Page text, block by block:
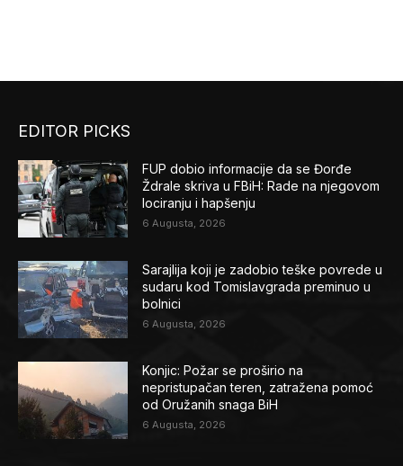
EDITOR PICKS
FUP dobio informacije da se Đorđe
Ždrale skriva u FBiH: Rade na njegovom
lociranju i hapšenju
6 Augusta, 2026
Sarajlija koji je zadobio teške povrede u
sudaru kod Tomislavgrada preminuo u
bolnici
6 Augusta, 2026
Konjic: Požar se proširio na
nepristupačan teren, zatražena pomoć
od Oružanih snaga BiH
6 Augusta, 2026